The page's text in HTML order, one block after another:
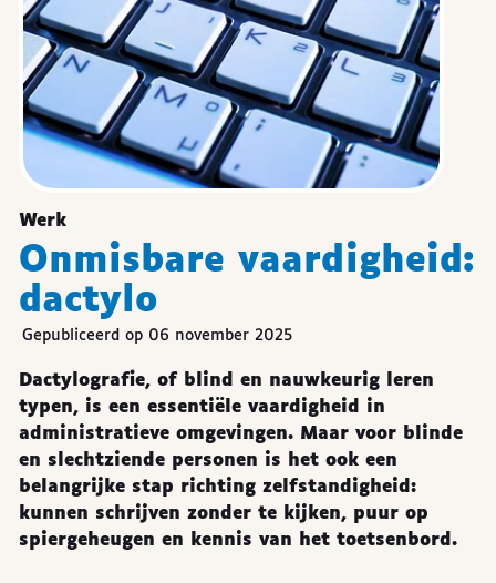
Werk
Onmisbare vaardigheid:
dactylo
Gepubliceerd op 06 november 2025
Dactylografie, of blind en nauwkeurig leren
typen, is een essentiële vaardigheid in
administratieve omgevingen. Maar voor blinde
en slechtziende personen is het ook een
belangrijke stap richting zelfstandigheid:
kunnen schrijven zonder te kijken, puur op
spiergeheugen en kennis van het toetsenbord.